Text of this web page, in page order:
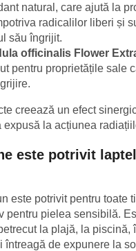
natural, care ajută la
radicalilor liberi și
său îngrijit.
officinalis Flower
pentru proprietățile sale
creează un efect
expusă la acțiunea
este potrivit
este potrivit pentru toate
pentru pielea sensibilă.
la plajă, la piscină,
întreagă de expunere la